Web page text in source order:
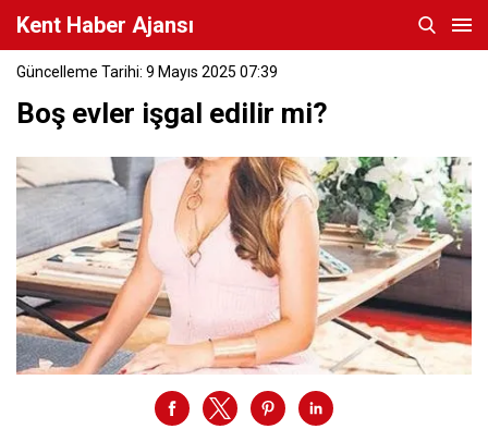
Kent Haber Ajansı
Güncelleme Tarihi: 9 Mayıs 2025 07:39
Boş evler işgal edilir mi?